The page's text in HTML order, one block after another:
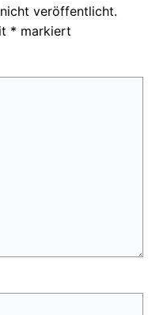
veröffentlicht.
* markiert